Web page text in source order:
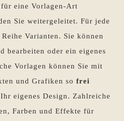
eine Vorlagen-Art
Sie weitergeleitet. Für jede
Varianten. Sie können
bearbeiten oder ein eigenes
Vorlagen können Sie mit
und Grafiken so frei
eigenes Design. Zahlreiche
Farben und Effekte für